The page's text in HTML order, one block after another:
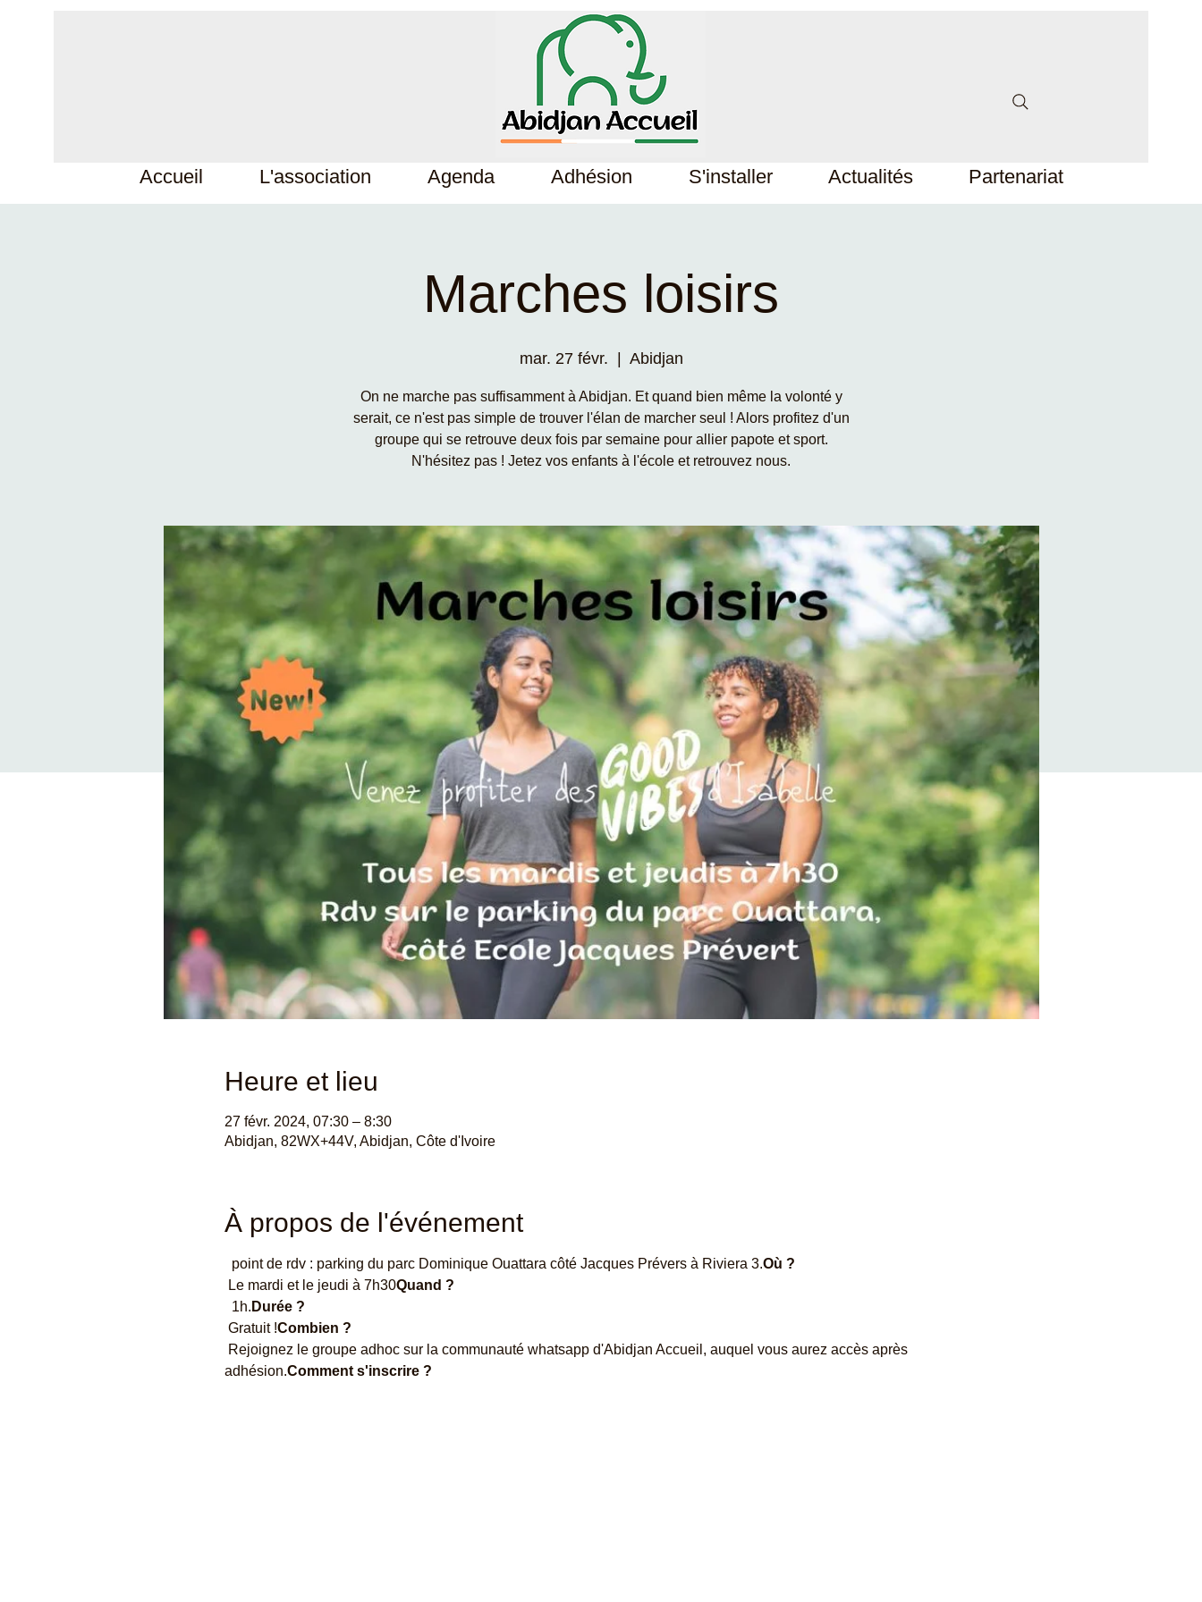
Accueil L'association Agenda Adhésion S'installer Actualités Partenariat
Marches loisirs
mar. 27 févr. Abidjan
On ne marche pas suffisamment à Abidjan. Et quand bien même la volonté y
serait, ce n'est pas simple de trouver l'élan de marcher seul ! Alors profitez d'un
groupe qui se retrouve deux fois par semaine pour allier papote et sport.
N'hésitez pas ! Jetez vos enfants à l'école et retrouvez nous.
Heure et lieu
27 févr. 2024, 07:30 – 8:30
Abidjan, 82WX+44V, Abidjan, Côte d'Ivoire
À propos de l'événement
point de rdv : parking du parc Dominique Ouattara côté Jacques Prévers à Riviera 3.Où ?
Le mardi et le jeudi à 7h30Quand ?
1h. Durée ?
Gratuit !Combien ?
adhésion.Comment s'inscrire ?